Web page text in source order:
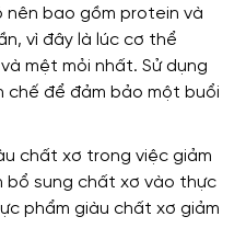
nên bao gồm protein và
vì đây là lúc cơ thể
mệt mỏi nhất. Sử dụng
chế để đảm bảo một buổi